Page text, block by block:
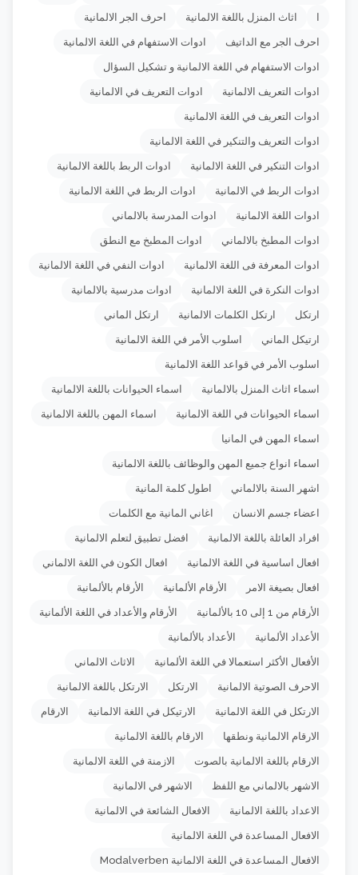
اثاث المنزل باللغة الالمانية احرف الجر الالمانية
احرف الجر مع الداتيف ادوات الاستفهام في اللغة الالمانية
ادوات الاستفهام في اللغة الالمانية و تشكيل السؤال
ادوات التعريف الالمانية ادوات التعريف في الالمانية
ادوات التعريف في اللغة الالمانية
ادوات التعريف والتنكير في اللغة الالمانية
ادوات التنكير في اللغة الالمانية ادوات الربط باللغة الالمانية
ادوات الربط في الالمانية ادوات الربط في اللغة الالمانية
ادوات اللغة الالمانية ادوات المدرسة بالالماني
ادوات المطبخ بالالماني ادوات المطبخ مع النطق
ادوات المعرفة فى اللغة الالمانية ادوات النفي في اللغة الالمانية
ادوات النكرة في اللغة الالمانية ادوات مدرسية بالالمانية
ارتكل ارتكل الكلمات الالمانية ارتكل الماني
ارتيكل الماني اسلوب الأمر في اللغة الالمانية
اسلوب الأمر في قواعد اللغة الالمانية
اسماء اثاث المنزل بالالمانية اسماء الحيوانات باللغة الالمانية
اسماء الحيوانات في اللغة الالمانية اسماء المهن باللغة الالمانية
اسماء المهن في المانيا
اسماء انواع جميع المهن والوظائف باللغة الالمانية
اشهر السنة بالالماني اطول كلمة المانية
اعضاء جسم الانسان اغاني المانية مع الكلمات
افراد العائلة باللغة الالمانية افضل تطبيق لتعلم الالمانية
افعال اساسية في اللغة الالمانية افعال الكون في اللغة الالماني
افعال بصيغة الامر الأرقام الألمانية الأرقام بالألمانية
الأرقام من 1 إلى 10 بالألمانية الأرقام والأعداد في اللغة الألمانية
الأعداد الألمانية الأعداد بالألمانية
الأفعال الأكثر استعمالا في اللغة الألمانية الاثاث الالماني
الاحرف الصوتية الالمانية الارتكل الارتكل باللغة الالمانية
الارتكل في اللغة الالمانية الارتيكل في اللغة الالمانية الارقام
الارقام الالمانية ونطقها الارقام باللغة الالمانية
الارقام باللغة الالمانية بالصوت الازمنة في اللغة الالمانية
الاشهر بالالماني مع اللفظ الاشهر في الالمانية
الاعداد باللغة الالمانية الافعال الشائعة في الالمانية
الافعال المساعدة في اللغة الالمانية
الافعال المساعدة في اللغة الالمانية Modalverben